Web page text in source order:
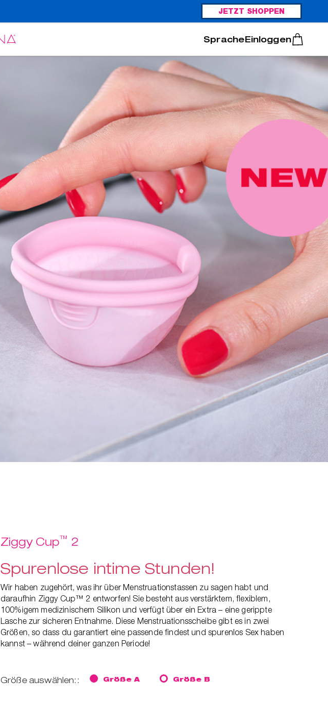
JETZT SHOPPEN
Português
Einloggen
Ziggy Cup™ 2
Spurenlose intime Stunden!
Wir haben zugehört, was ihr über Menstruationstassen zu sagen habt und
daraufhin Ziggy Cup™ 2 entworfen! Sie besteht aus verstärktem, flexiblem,
100%igem medizinischem Silikon und verfügt über ein Extra – eine gerippte
Lasche zur sicheren Entnahme. Diese Menstruationsscheibe gibt es in zwei
Größen, so dass du garantiert eine passende findest und spurenlos Sex haben
kannst – während deiner ganzen Periode!
Größe auswählen:: Größe A Größe B